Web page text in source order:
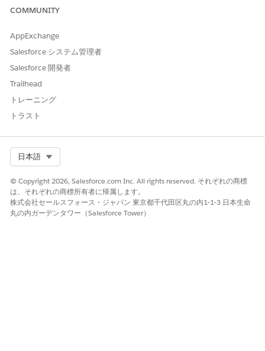
COMMUNITY
AppExchange
Salesforce システム管理者
Salesforce 開発者
Trailhead
トレーニング
トラスト
日本語
© Copyright 2026, Salesforce.com Inc. All rights reserved. それぞれの商標
は、それぞれの商標所有者に帰属します。
株式会社セールスフォース・ジャパン 東京都千代田区丸の内1-1-3 日本生命
丸の内ガーデンタワー（Salesforce Tower）